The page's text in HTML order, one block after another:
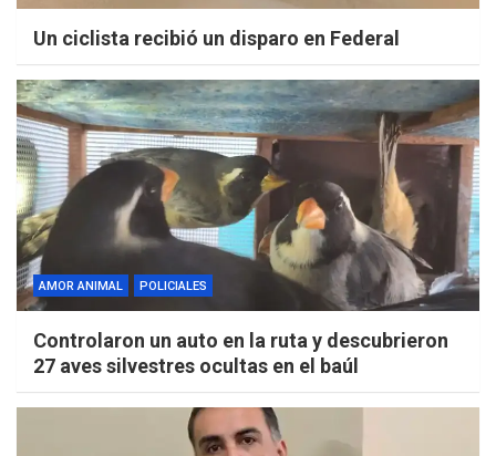
Un ciclista recibió un disparo en Federal
AMOR ANIMAL POLICIALES
Controlaron un auto en la ruta y descubrieron
27 aves silvestres ocultas en el baúl